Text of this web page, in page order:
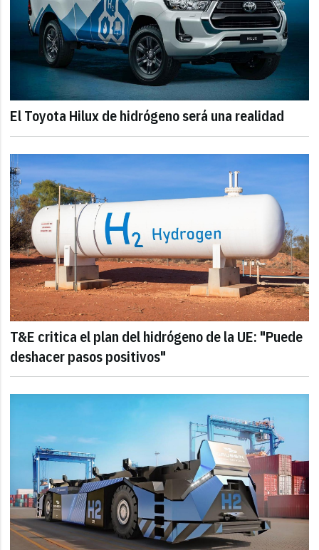
El Toyota Hilux de hidrógeno será una realidad
T&E critica el plan del hidrógeno de la UE: "Puede
deshacer pasos positivos"